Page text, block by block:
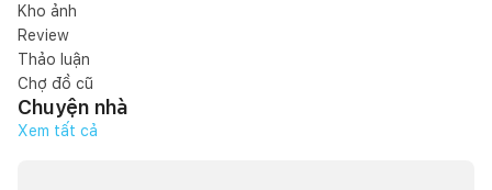
Kho ảnh
Review
Thảo luận
Chợ đồ cũ
Chuyện nhà
Xem tất cả